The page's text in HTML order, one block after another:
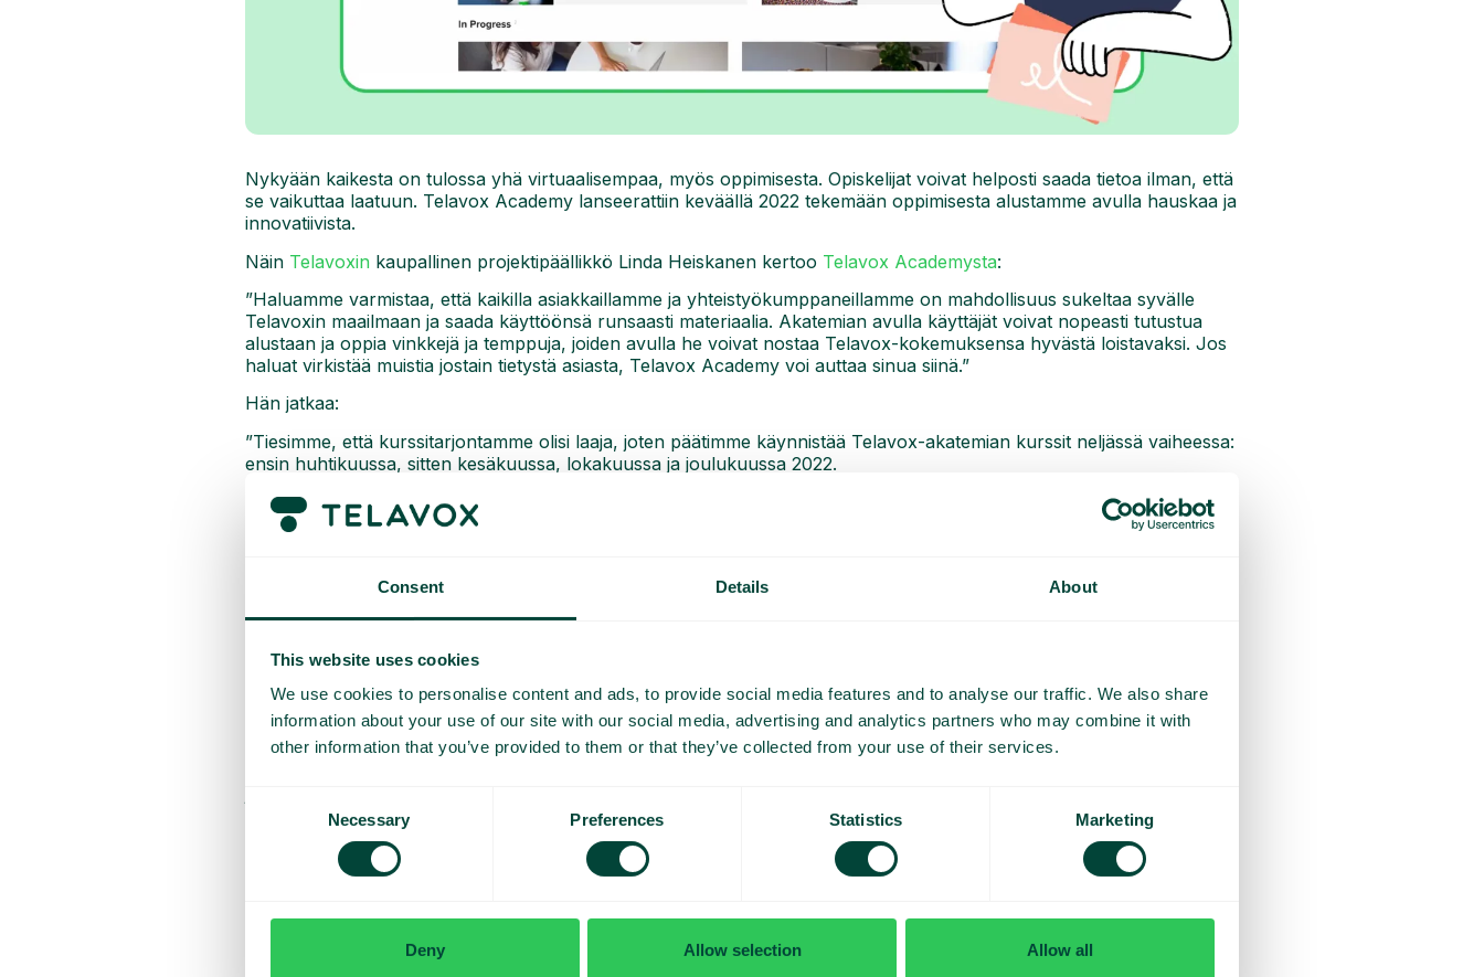
Consent Details About
This website uses cookies
We use cookies to personalise content and ads, to provide social media features and to analyse our traffic. We also share
information about your use of our site with our social media, advertising and analytics partners who may combine it with
other information that you’ve provided to them or that they’ve collected from your use of their services.
Consent
Necessary Preferences Statistics Marketing
Deny Allow selection Allow all
Nykyään kaikesta on tulossa yhä virtuaalisempaa, myös oppimisesta. Opiskelijat voivat helposti saada tietoa ilman, että
se vaikuttaa laatuun. Telavox Academy lanseerattiin keväällä 2022 tekemään oppimisesta alustamme avulla hauskaa ja
innovatiivista.
Näin Telavoxin kaupallinen projektipäällikkö Linda Heiskanen kertoo Telavox Academysta:
”Haluamme varmistaa, että kaikilla asiakkaillamme ja yhteistyökumppaneillamme on mahdollisuus sukeltaa syvälle
Telavoxin maailmaan ja saada käyttöönsä runsaasti materiaalia. Akatemian avulla käyttäjät voivat nopeasti tutustua
alustaan ja oppia vinkkejä ja temppuja, joiden avulla he voivat nostaa Telavox-kokemuksensa hyvästä loistavaksi. Jos
haluat virkistää muistia jostain tietystä asiasta, Telavox Academy voi auttaa sinua siinä.”
Hän jatkaa:
”Tiesimme, että kurssitarjontamme olisi laaja, joten päätimme käynnistää Telavox-akatemian kurssit neljässä vaiheessa:
ensin huhtikuussa, sitten kesäkuussa, lokakuussa ja joulukuussa 2022.
Olemme nyt julkaisseet ensimmäiset kurssit, jotka halusimme tarjota asiakkaillemme ja kumppaneillemme. Nyt
seuraamme tarkkaan tähänastista materiaalia ja varmistamme, että päivitämme sisältöä aina tarvittaessa.
Miten pääset Telavox Academyyn
Meille oli tärkeää, että Telavox Academy on helposti saatavilla. Se on ilmainen niille, jotka ovat jo Telavoxin asiakkaita.
Alkuun pääsemiseksi asiakkaat voivat ottaa yhteyttä Telavoxin yhteyshenkilöönsä, joka huolehtii uusien käyttäjien
käyttöönotosta ja lisäämisestä Akatemiaan.
mahdollisimman monelle”, päättää Linda Heiskanen.